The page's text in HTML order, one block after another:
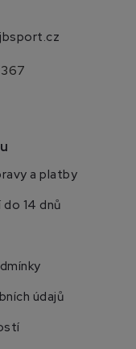
a platby
14 dnů
údajů